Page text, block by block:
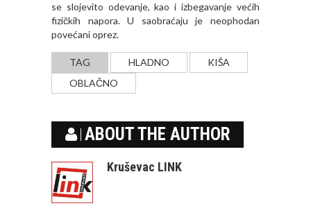
se slojevito odevanje, kao i izbegavanje većih
fizičkih napora. U saobraćaju je neophodan
povećani oprez.
TAG HLADNO
KIŠA
OBLAČNO
ABOUT THE AUTHOR
Kruševac LINK